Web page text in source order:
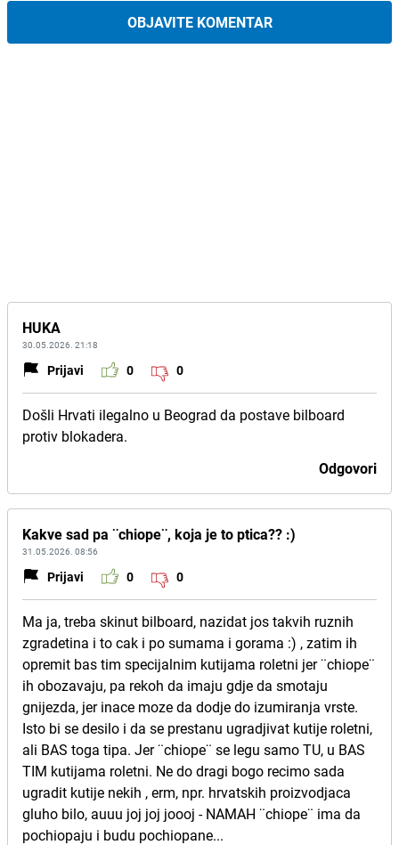
OBJAVITE KOMENTAR
HUKA
30.05.2026. 21:18
Prijavi 0 0
Došli Hrvati ilegalno u Beograd da postave bilboard
protiv blokadera.
Odgovori
Kakve sad pa ¨chiope¨, koja je to ptica?? :)
31.05.2026. 08:56
Prijavi 0 0
Ma ja, treba skinut bilboard, nazidat jos takvih ruznih
zgradetina i to cak i po sumama i gorama :) , zatim ih
opremit bas tim specijalnim kutijama roletni jer ¨chiope¨
ih obozavaju, pa rekoh da imaju gdje da smotaju
gnijezda, jer inace moze da dodje do izumiranja vrste.
Isto bi se desilo i da se prestanu ugradjivat kutije roletni,
ali BAS toga tipa. Jer ¨chiope¨ se legu samo TU, u BAS
TIM kutijama roletni. Ne do dragi bogo recimo sada
ugradit kutije nekih , erm, npr. hrvatskih proizvodjaca
gluho bilo, auuu joj joj joooj - NAMAH ¨chiope¨ ima da
pochiopaju i budu pochiopane...